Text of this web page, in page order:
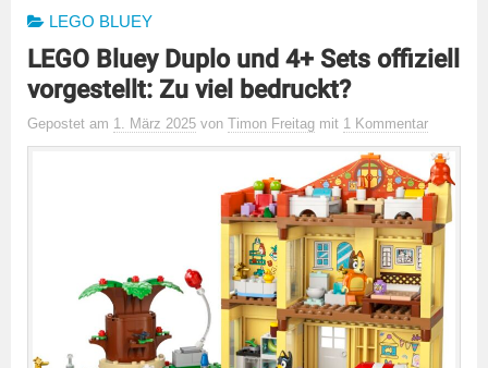
LEGO BLUEY
LEGO Bluey Duplo und 4+ Sets offiziell
vorgestellt: Zu viel bedruckt?
Gepostet am 1. März 2025 von Timon Freitag mit 1 Kommentar